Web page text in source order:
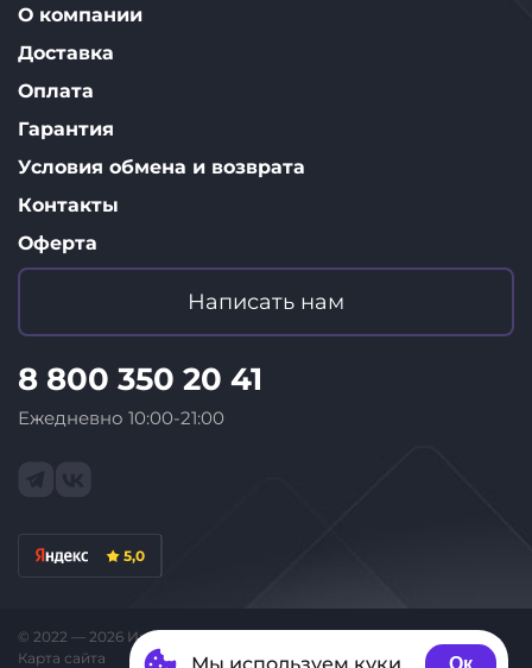
Ок
Написать нам
8 800 350 20 41
Ежедневно 10:00-21:00
5,0
О компании
Доставка
Оплата
Гарантия
Условия обмена и возврата
Контакты
Оферта
© 2022 — 2026 Интернет-магазин «ID Store»
Карта сайта